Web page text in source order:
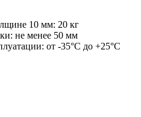
10 мм: 20 кг
не менее 50 мм
от -35°C до +25°C